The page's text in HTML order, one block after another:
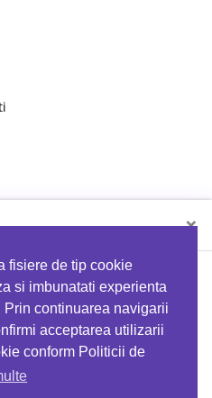
fisiere de tip cookie
si imbunatati experienta
Prin continuarea navigarii
acceptarea utilizarii
conform Politicii de
×
comandă folosind codul